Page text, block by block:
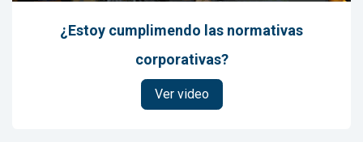
¿Estoy cumplimendo las normativas
corporativas?
Ver video​